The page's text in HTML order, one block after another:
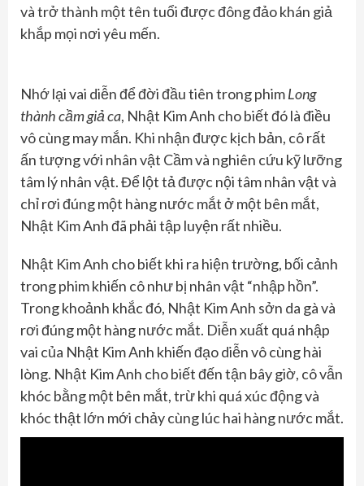
và trở thành một tên tuổi được đông đảo khán giả
khắp mọi nơi yêu mến.
Nhớ lại vai diễn để đời đầu tiên trong phimLong
thành cầm giả ca, Nhật Kim Anh cho biết đó là điều
vô cùng may mắn. Khi nhận được kịch bản, cô rất
ấn tượng với nhân vật Cầm và nghiên cứu kỹ lưỡng
tâm lý nhân vật. Để lột tả được nội tâm nhân vật và
chỉ rơi đúng một hàng nước mắt ở một bên mắt,
Nhật Kim Anh đã phải tập luyện rất nhiều.
Nhật Kim Anh cho biết khi ra hiện trường, bối cảnh
trong phim khiến cô như bị nhân vật “nhập hồn”.
Trong khoảnh khắc đó, Nhật Kim Anh sởn da gà và
rơi đúng một hàng nước mắt. Diễn xuất quá nhập
vai của Nhật Kim Anh khiến đạo diễn vô cùng hài
lòng. Nhật Kim Anh cho biết đến tận bây giờ, cô vẫn
khóc bằng một bên mắt, trừ khi quá xúc động và
khóc thật lớn mới chảy cùng lúc hai hàng nước mắt.